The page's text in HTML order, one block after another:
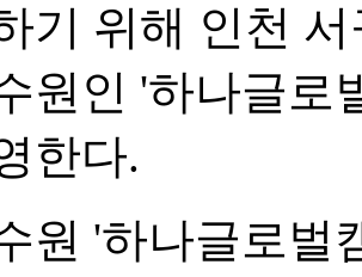
기 위해 인천
원인 '하나글로
한다.
원 '하나글로벌